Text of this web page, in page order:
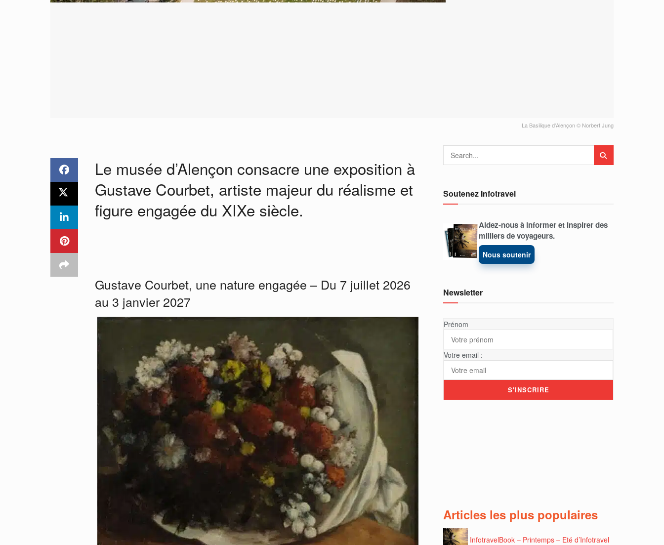
La Basilique d'Alençon © Norbert Jung
Le musée d’Alençon consacre une exposition à
Gustave Courbet, artiste majeur du réalisme et
figure engagée du XIXe siècle.
Gustave Courbet, une nature engagée – Du 7 juillet 2026
au 3 janvier 2027
Soutenez Infotravel
Aidez-nous à informer et inspirer des
milliers de voyageurs.
Nous soutenir
Newsletter
Prénom
Votre email :
Articles les plus populaires
InfotravelBook – Printemps – Eté d’Infotravel